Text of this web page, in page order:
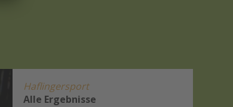
Haflingersport
Alle Ergebnisse